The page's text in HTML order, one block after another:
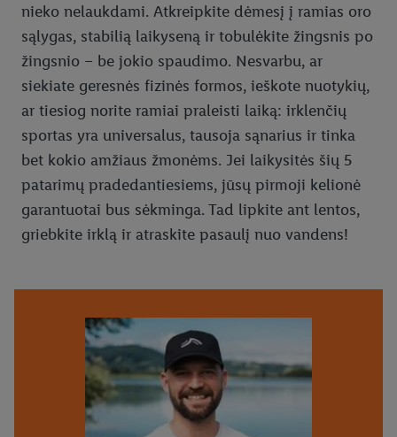
nieko nelaukdami. Atkreipkite dėmesį į ramias oro
sąlygas, stabilią laikyseną ir tobulėkite žingsnis po
žingsnio – be jokio spaudimo. Nesvarbu, ar
siekiate geresnės fizinės formos, ieškote nuotykių,
ar tiesiog norite ramiai praleisti laiką: irklenčių
sportas yra universalus, tausoja sąnarius ir tinka
bet kokio amžiaus žmonėms. Jei laikysitės šių 5
patarimų pradedantiesiems, jūsų pirmoji kelionė
garantuotai bus sėkminga. Tad lipkite ant lentos,
griebkite irklą ir atraskite pasaulį nuo vandens!